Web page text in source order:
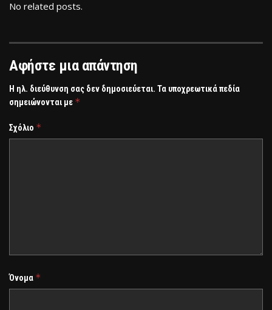
No related posts.
Αφήστε μια απάντηση
Η ηλ. διεύθυνση σας δεν δημοσιεύεται. Τα υποχρεωτικά πεδία
σημειώνονται με *
Σχόλιο *
Όνομα *